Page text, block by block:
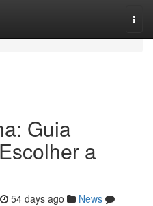
Guia
a
54 days ago
News